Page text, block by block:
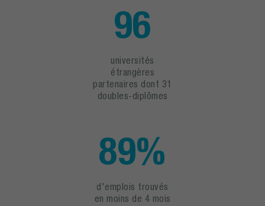
96
universités
étrangères
partenaires dont 31
doubles-diplômes
89%
d'emplois trouvés
en moins de 4 mois